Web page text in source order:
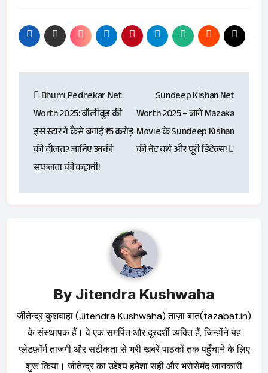
navigation
Bhumi Pednekar Net
Worth 2025: बॉलीवुड की
इस स्टार ने कैसे बनाई ₹15 करोड़
की दौलत? जानिए उनकी
सफलता की कहानी!
Sundeep Kishan Net
Worth 2025 – जाने Mazaka
Movie के Sundeep Kishan
की नेट वर्थ और पूरी डिटेल्स!
By Jitendra Kushwaha
जीतेन्द्र कुशवाहा (Jitendra Kushwaha) ताज़ा बात(tazabat.in)
के संस्थापक हैं। वे एक समर्पित और दूरदर्शी व्यक्ति हैं, जिन्होंने यह
प्लेटफ़ॉर्म ताजगी और सटीकता से भरी खबरें पाठकों तक पहुँचाने के लिए
शुरू किया। जीतेन्द्र का उद्देश्य हमेशा सही और भरोसेमंद जानकारी